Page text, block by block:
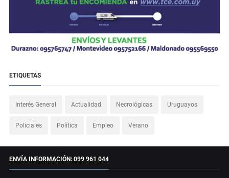
ETIQUETAS
Interés General Actualidad Necrológicas Uruguayos
Policiales Política Empleo Verano
ENVÍA INFORMACIÓN: 099 961 044